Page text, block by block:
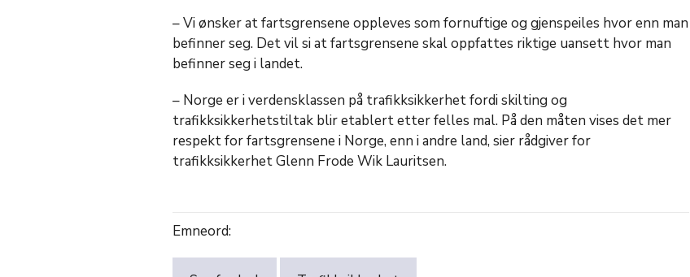
– Vi ønsker at fartsgrensene oppleves som fornuftige og gjenspeiles hvor enn man
befinner seg. Det vil si at fartsgrensene skal oppfattes riktige uansett hvor man
befinner seg i landet.
– Norge er i verdensklassen på trafikksikkerhet fordi skilting og
trafikksikkerhetstiltak blir etablert etter felles mal. På den måten vises det mer
respekt for fartsgrensene i Norge, enn i andre land, sier rådgiver for
trafikksikkerhet Glenn Frode Wik Lauritsen.
Emneord: